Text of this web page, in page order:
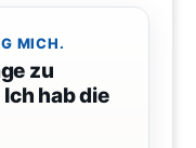
MICH.
zu
hab die